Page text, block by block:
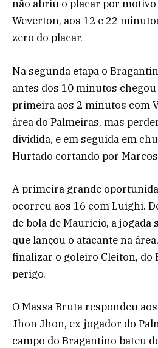
não abriu o placar por motivo
Weverton, aos 12 e 22
zero do placar.
Na segunda etapa o
antes dos 10 minutos chegou
primeira aos 2 minutos com
área do Palmeiras, mas
dividida, e em seguida em
Hurtado cortando por Marcos
A primeira grande
ocorreu aos 16 com Luighi.
de bola de Mauricio, a jogada
que lançou o atacante na
finalizar o goleiro Cleiton, do
perigo.
O Massa Bruta respondeu
Jhon Jhon, ex-jogador do
campo do Bragantino bateu